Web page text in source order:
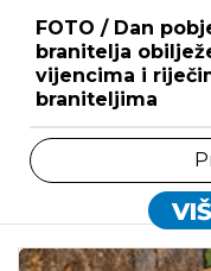
FOTO / Dan
branitelja
vijencima i
braniteljima